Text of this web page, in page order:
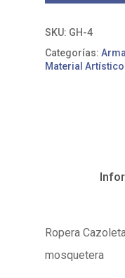
SKU: GH-4
Categorías:
Material
Ropera
mosquetera